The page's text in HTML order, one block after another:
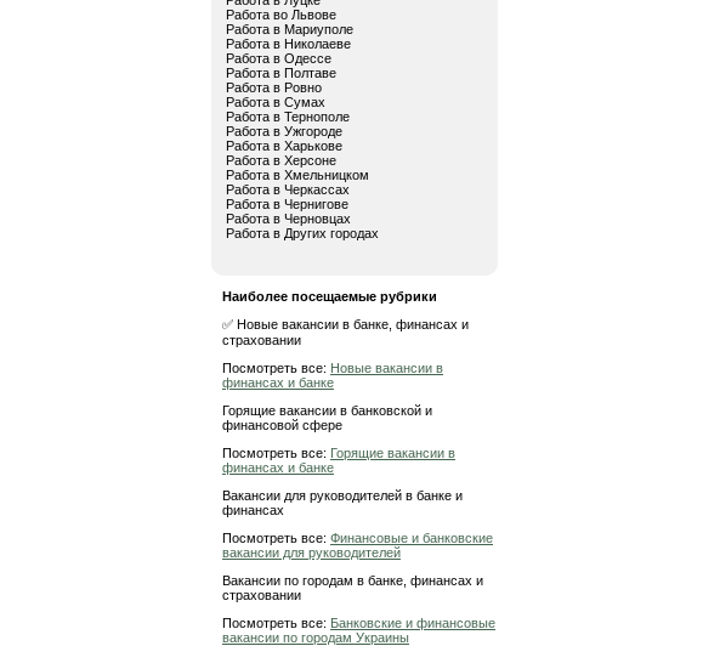
Работа во Львове
Работа в Мариуполе
Работа в Николаеве
Работа в Одессе
Работа в Полтаве
Работа в Ровно
Работа в Сумах
Работа в Тернополе
Работа в Ужгороде
Работа в Харькове
Работа в Херсоне
Работа в Хмельницком
Работа в Черкассах
Работа в Чернигове
Работа в Черновцах
Работа в Других городах
Наиболее посещаемые рубрики
✅ Новые вакансии в банке, финансах и
страховании
Посмотреть все: Новые вакансии в
финансах и банке
Горящие вакансии в банковской и
финансовой сфере
Посмотреть все: Горящие вакансии в
финансах и банке
Вакансии для руководителей в банке и
финансах
Посмотреть все: Финансовые и банковские
вакансии для руководителей
Вакансии по городам в банке, финансах и
страховании
Посмотреть все: Банковские и финансовые
вакансии по городам Украины